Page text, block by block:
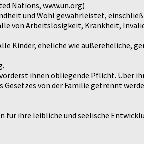
Nations, www.un.org)
und Wohl gewährleistet,
von Arbeitslosigkeit, Krankheit,
Kinder, eheliche wie außereheliche,
ihnen obliegende Pflicht. Über
von der Familie getrennt
ihre leibliche und seelische